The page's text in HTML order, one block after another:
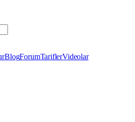
BlogForumTariflerVideolar